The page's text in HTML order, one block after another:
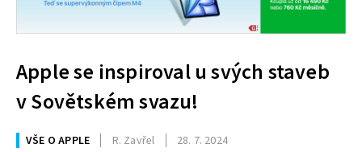
Apple se inspiroval u svých staveb
v Sovětském svazu!
VŠE O APPLE R. Zavřel 28. 7. 2024